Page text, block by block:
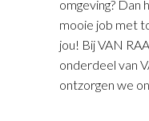
omgeving? Dan
mooie job met
jou! Bij VAN
onderdeel van
ontzorgen we